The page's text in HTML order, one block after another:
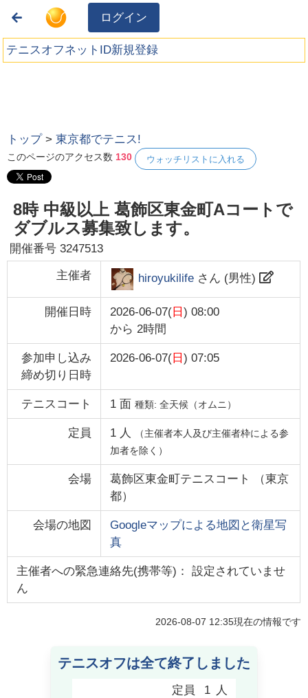
ログイン
テニスオフネットID新規登録
トップ >東京都でテニス!
このページのアクセス数 130 ウォッチリストに入れる
8時 中級以上 葛飾区東金町Aコートで
ダブルス募集致します。
開催番号3247513
主催者 hiroyukilifeさん (男性)
開催日時 2026-06-07(日 ) 08:00
から 2時間
参加申し込み
締め切り日時
2026-06-07(日 ) 07:05
テニスコート 1面 種類: 全天候（オムニ）
定員 1 人
（主催者本人及び主催者枠による参
加者を除く）
会場 葛飾区東金町テニスコート （東京
都）
会場の地図
Googleマップによる地図と衛星写
真
主催者への緊急連絡先(携帯等)： 設定されていませ
ん
2026-08-07 12:35現在の情報です
テニスオフは全て終了しました
定員 1 人